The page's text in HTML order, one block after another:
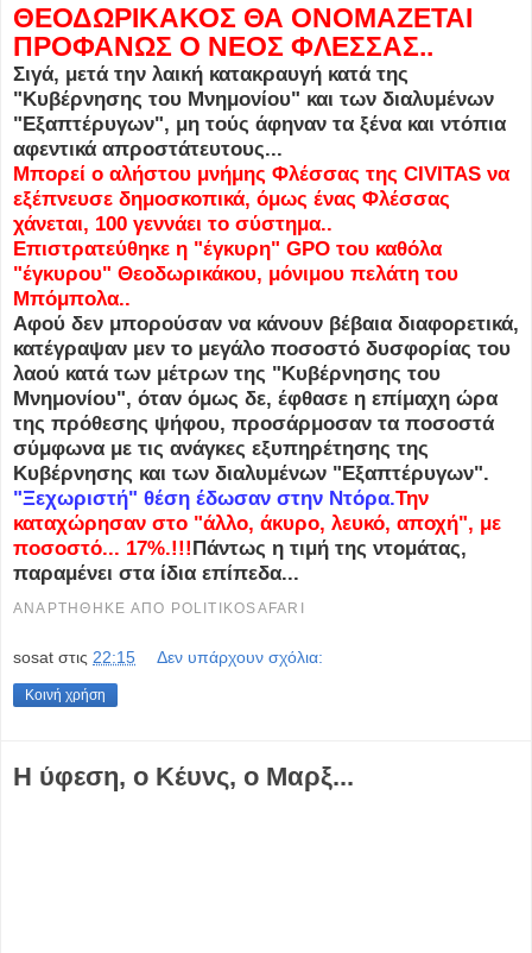
ΘΕΟΔΩΡΙΚΑΚΟΣ ΘΑ ΟΝΟΜΑΖΕΤΑΙ
ΠΡΟΦΑΝΩΣ Ο ΝΕΟΣ ΦΛΕΣΣΑΣ..
Σιγά, μετά την λαική κατακραυγή κατά της
"Κυβέρνησης του Μνημονίου" και των διαλυμένων
"Εξαπτέρυγων", μη τούς άφηναν τα ξένα και ντόπια
αφεντικά απροστάτευτους...
Μπορεί ο αλήστου μνήμης Φλέσσας της CIVITAS να
εξέπνευσε δημοσκοπικά, όμως ένας Φλέσσας
χάνεται, 100 γεννάει το σύστημα..
Επιστρατεύθηκε η "έγκυρη" GPO του καθόλα
"έγκυρου" Θεοδωρικάκου, μόνιμου πελάτη του
Μπόμπολα..
Αφού δεν μπορούσαν να κάνουν βέβαια διαφορετικά,
κατέγραψαν μεν το μεγάλο ποσοστό δυσφορίας του
λαού κατά των μέτρων της "Κυβέρνησης του
Μνημονίου", όταν όμως δε, έφθασε η επίμαχη ώρα
της πρόθεσης ψήφου, προσάρμοσαν τα ποσοστά
σύμφωνα με τις ανάγκες εξυπηρέτησης της
Κυβέρνησης και των διαλυμένων "Εξαπτέρυγων".
"Ξεχωριστή" θέση έδωσαν στην Ντόρα.Την
καταχώρησαν στο "άλλο, άκυρο, λευκό, αποχή", με
ποσοστό... 17%.!!!Πάντως η τιμή της ντομάτας,
παραμένει στα ίδια επίπεδα...
ΑΝΑΡΤΉΘΗΚΕ ΑΠΌ POLITIKOSAFARI
sosat στις 22:15 Δεν υπάρχουν σχόλια:
Κοινή χρήση
Η ύφεση, ο Κέυνς, ο Μαρξ...